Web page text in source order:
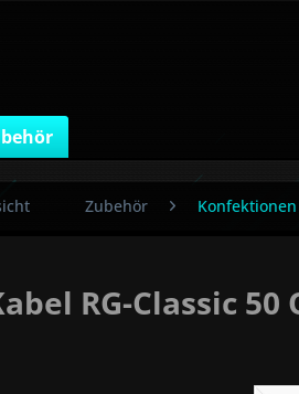
Zubehör Konfektionen
RG-Classic 50